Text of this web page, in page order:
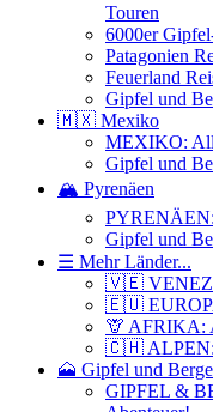
Touren
6000er
Patagonien
Feuerland
Gipfel und
🇲🇽 Mexiko
MEXIKO:
Gipfel und
🏔️ Pyrenäen
Gipfel und
☰ Mehr Länder...
🇻🇪
🇪🇺
🦒 AFRIKA:
🇨🇭 ALPEN:
🗻 Gipfel und Berge
GIPFEL &